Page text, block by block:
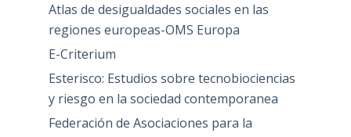
Atlas de desigualdades sociales en las
regiones europeas-OMS Europa
E-Criterium
Esterisco: Estudios sobre tecnobiociencias
y riesgo en la sociedad contemporanea
Federación de Asociaciones para la